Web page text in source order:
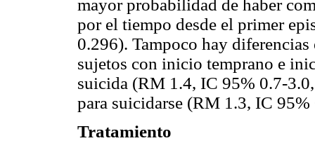
mayor probabilidad de haber
por el tiempo desde el primer
0.296). Tampoco hay
sujetos con inicio temprano e
suicida (RM 1.4, IC 95% 0.7-
para suicidarse (RM 1.3, IC
Tratamiento